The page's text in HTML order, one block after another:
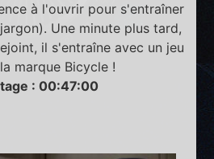
à l'ouvrir pour s'entraîner
Une minute plus tard,
il s'entraîne avec un jeu
marque Bicycle !
: 00:47:00